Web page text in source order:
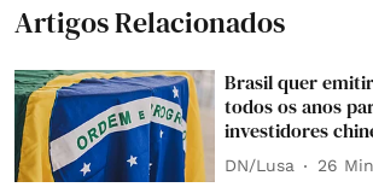
Artigos Relacionados
Brasil quer
todos os anos
investidores
DN/Lusa 26